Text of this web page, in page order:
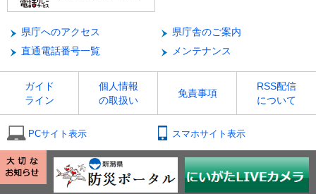
県庁へのアクセス
県庁舎のご案内
直通電話番号一覧
メンテナンス
ガイド
ライン
個人情報
の取扱い
免責事項
RSS配信
について
PCサイト表示 スマホサイト表示